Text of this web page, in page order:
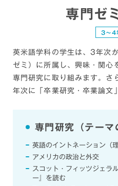
専門ゼ
3〜4
英米語学科の学生は、3年次
ゼミ）に所属し、興味・関心
専門研究に取り組みます。さ
年次に「卒業研究・卒業論文
専門研究（テーマ
英語のイントネーション（
アメリカの政治と外交
スコット・フィッツジェラ
ー』を読む